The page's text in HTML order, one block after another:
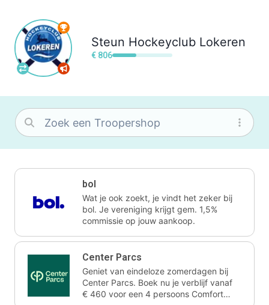
Steun Hockeyclub Lokeren
€ 806
bol
Wat je ook zoekt, je vindt het zeker bij
bol. Je vereniging krijgt gem. 1,5%
commissie op jouw aankoop.
Center Parcs
Geniet van eindeloze zomerdagen bij
Center Parcs. Boek nu je verblijf vanaf
€ 460 voor een 4 persoons Comfort